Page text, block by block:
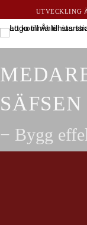
UTVECKLING
SÄFSEN
− Bygg